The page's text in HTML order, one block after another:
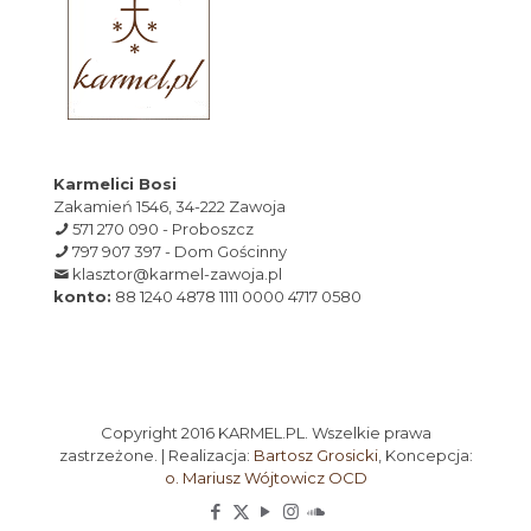
Karmelici Bosi
Zakamień 1546, 34-222 Zawoja
571 270 090 - Proboszcz
797 907 397 - Dom Gościnny
klasztor@karmel-zawoja.pl
konto: 88 1240 4878 1111 0000 4717 0580
Copyright 2016 KARMEL.PL. Wszelkie prawa
zastrzeżone. | Realizacja: Bartosz Grosicki, Koncepcja:
o. Mariusz Wójtowicz OCD